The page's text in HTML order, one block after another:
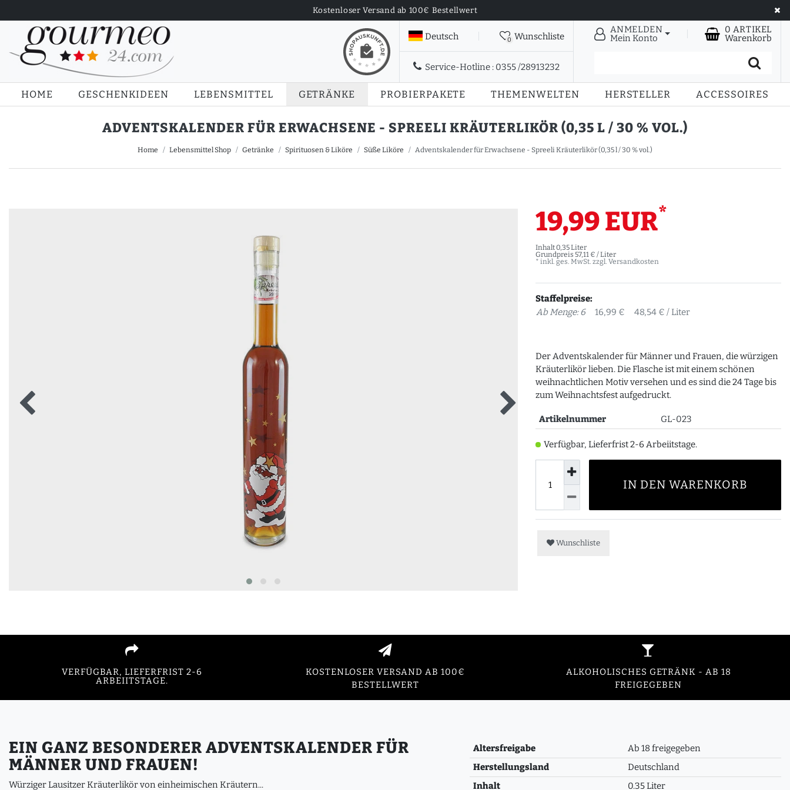
Kostenloser Versand ab 100€ Bestellwert
Deutsch 0 Wunschliste
Service-Hotline : 0355 /28913232
ANMELDEN
Mein Konto
0 ARTIKEL
Warenkorb
HOME GESCHENKIDEEN LEBENSMITTEL GETRÄNKE PROBIERPAKETE THEMENWELTEN HERSTELLER ACCESSOIRES
ADVENTSKALENDER FÜR ERWACHSENE - SPREELI KRÄUTERLIKÖR (0,35 L / 30 % VOL.)
Home Lebensmittel Shop Getränke Spirituosen & Liköre Süße Liköre Adventskalender für Erwachsene - Spreeli Kräuterlikör (0,35 l / 30 % vol.)
19,99 EUR*
Inhalt0,35 Liter
Grundpreis 57,11 € / Liter
* inkl. ges. MwSt. zzgl. Versandkosten
Staffelpreise:
Ab Menge: 6
16,99 € 48,54 € / Liter
Der Adventskalender für Männer und Frauen, die würzigen
Kräuterlikör lieben. Die Flasche ist mit einem schönen
weihnachtlichen Motiv versehen und es sind die 24 Tage bis
zum Weihnachtsfest aufgedruckt.
Artikelnummer GL-023
Verfügbar, Lieferfrist 2-6 Arbeiitstage.
IN DEN WARENKORB
Wunschliste
VERFÜGBAR, LIEFERFRIST 2-6
ARBEIITSTAGE.
KOSTENLOSER VERSAND AB 100€
BESTELLWERT
ALKOHOLISCHES GETRÄNK - AB 18
FREIGEGEBEN
EIN GANZ BESONDERER ADVENTSKALENDER FÜR
MÄNNER UND FRAUEN!
Würziger Lausitzer Kräuterlikör von einheimischen Kräutern...
Altersfreigabe
Ab 18 freigegeben
Herstellungsland
Deutschland
Inhalt
0.35 Liter